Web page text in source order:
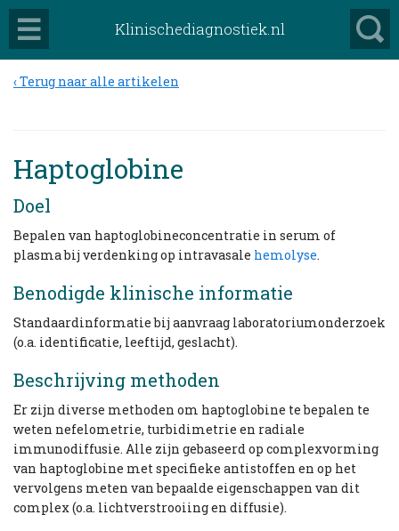
Klinischediagnostiek.nl
Terug naar alle artikelen
Haptoglobine
Doel
Bepalen van haptoglobineconcentratie in serum of
plasma bij verdenking op intravasale hemolyse.
Benodigde klinische informatie
Standaardinformatie bij aanvraag laboratoriumonderzoek
(o.a. identificatie, leeftijd, geslacht).
Beschrijving methoden
Er zijn diverse methoden om haptoglobine te bepalen te
weten nefelometrie, turbidimetrie en radiale
immunodiffusie. Alle zijn gebaseerd op complexvorming
van haptoglobine met specifieke antistoffen en op het
vervolgens meten van bepaalde eigenschappen van dit
complex (o.a. lichtverstrooiing en diffusie).